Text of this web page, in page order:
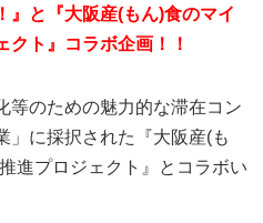
』と『大阪産(もん)食のマイ
クト』コラボ企画！！
等のための魅力的な滞在コン
」に採択された『大阪産(も
進プロジェクト』とコラボい